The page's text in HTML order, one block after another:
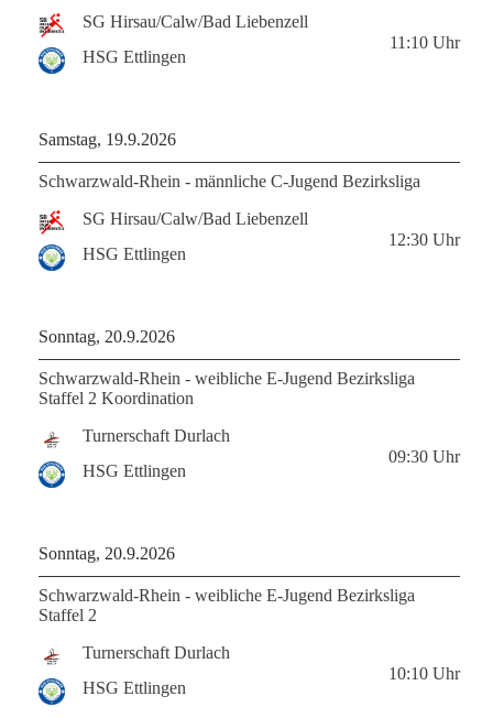
SG Hirsau/Calw/Bad Liebenzell
HSG Ettlingen
11:10 Uhr
Samstag, 19.9.2026
Schwarzwald-Rhein - männliche C-Jugend Bezirksliga
SG Hirsau/Calw/Bad Liebenzell
HSG Ettlingen
12:30 Uhr
Sonntag, 20.9.2026
Schwarzwald-Rhein - weibliche E-Jugend Bezirksliga
Staffel 2 Koordination
Turnerschaft Durlach
HSG Ettlingen
09:30 Uhr
Sonntag, 20.9.2026
Schwarzwald-Rhein - weibliche E-Jugend Bezirksliga
Staffel 2
Turnerschaft Durlach
HSG Ettlingen
10:10 Uhr